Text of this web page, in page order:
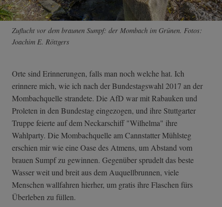
Zuflucht vor dem braunen Sumpf: der Mombach im Grünen. Fotos:
Joachim E. Röttgers
Orte sind Erinnerungen, falls man noch welche hat. Ich
erinnere mich, wie ich nach der Bundestagswahl 2017 an der
Mombachquelle strandete. Die AfD war mit Rabauken und
Proleten in den Bundestag eingezogen, und ihre Stuttgarter
Truppe feierte auf dem Neckarschiff "Wilhelma" ihre
Wahlparty. Die Mombachquelle am Cannstatter Mühlsteg
erschien mir wie eine Oase des Atmens, um Abstand vom
brauen Sumpf zu gewinnen. Gegenüber sprudelt das beste
Wasser weit und breit aus dem Auquellbrunnen, viele
Menschen wallfahren hierher, um gratis ihre Flaschen fürs
Überleben zu füllen.